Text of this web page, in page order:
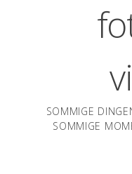
SOMMIGE
SOMMIGE